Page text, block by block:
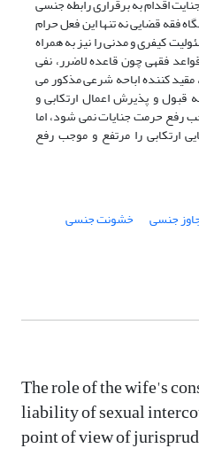
اقدام به برقراری رابطه جنسی
فقه قضایی نه تنها این فعل حرام
کیفری و مدنی را نیز به همراه
فقهی چون قاعده لاضرر، نفی
کننده اباحه شرعی مذکور می
و پذیرش اعمال ارتکابی و
حرمت جنایات نمی شود، اما
ارتکابی را مرتفع و موجب رفع
جنسی خشونت جنسی
The role of the wife's
liability of sexual
point of view of